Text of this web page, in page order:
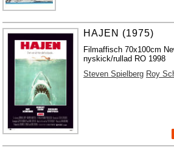
HAJEN (1975)
Filmaffisch 70x100cm
nyskick/rullad RO 1998
Steven Spielberg Roy